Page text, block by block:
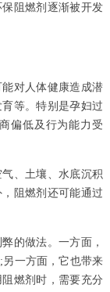
阻燃剂逐渐被开发
对人体健康造成潜
等。特别是孕妇过
偏低及行为能力受
、土壤、水底沉积
阻燃剂还可能通过
的做法。一方面，
一方面，它也带来
燃剂时，需要充分